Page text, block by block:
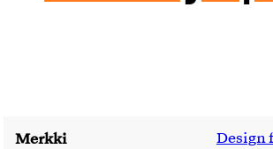
Merkki Design